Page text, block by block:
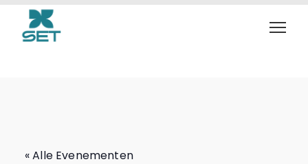
Taal Cafe Spaans
« Alle Evenementen